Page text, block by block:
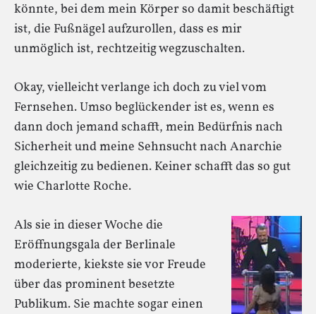
könnte, bei dem mein Körper so damit beschäftigt
ist, die Fußnägel aufzurollen, dass es mir
unmöglich ist, rechtzeitig wegzuschalten.
Okay, vielleicht verlange ich doch zu viel vom
Fernsehen. Umso beglückender ist es, wenn es
dann doch jemand schafft, mein Bedürfnis nach
Sicherheit und meine Sehnsucht nach Anarchie
gleichzeitig zu bedienen. Keiner schafft das so gut
wie Charlotte Roche.
Als sie in dieser Woche die
Eröffnungsgala der Berlinale
moderierte, kiekste sie vor Freude
über das prominent besetzte
Publikum. Sie machte sogar einen